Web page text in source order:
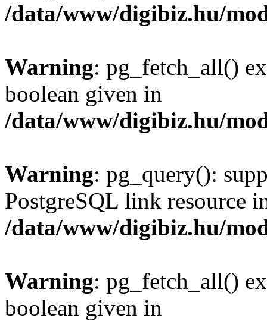
/data/www/digibiz.hu/
Warning: pg_fetch_all()
boolean given in
/data/www/digibiz.hu/
Warning: pg_query():
PostgreSQL link resource
/data/www/digibiz.hu/
Warning: pg_fetch_all()
boolean given in